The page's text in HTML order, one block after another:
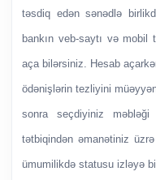
təsdiq edən sənədlə
bankın veb-saytı və mobil
aça bilərsiniz. Hesab
ödənişlərin tezliyini
sonra seçdiyiniz məbləği
tətbiqindən əmanətiniz
ümumilikdə statusu izləyə